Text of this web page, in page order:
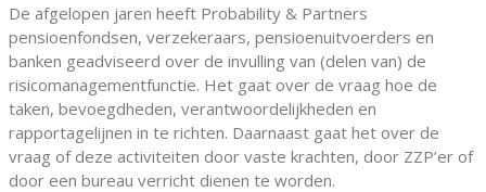
De afgelopen jaren heeft Probability & Partners
pensioenfondsen, verzekeraars, pensioenuitvoerders en
banken geadviseerd over de invulling van (delen van) de
risicomanagementfunctie. Het gaat over de vraag hoe de
taken, bevoegdheden, verantwoordelijkheden en
rapportagelijnen in te richten. Daarnaast gaat het over de
vraag of deze activiteiten door vaste krachten, door ZZP’er of
door een bureau verricht dienen te worden.